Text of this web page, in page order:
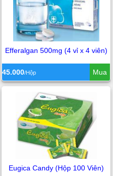
Efferalgan 500mg (4 vỉ x 4 viên)
45.000/Hộp Mua
Eugica Candy (Hộp 100 Viên)